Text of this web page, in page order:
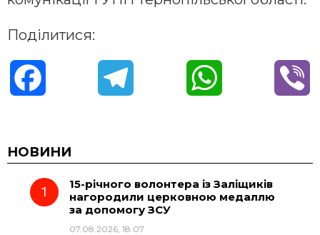
Поділитися:
c
e e
g
t
НОВИНИ
15-річного волонтера із Заліщиків
нагородили церковною медаллю
за допомогу ЗСУ
07.08.2026, 18:07